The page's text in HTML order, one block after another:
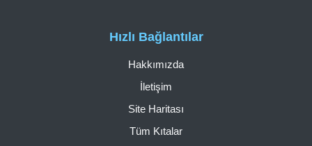
Hızlı Bağlantılar
Hakkımızda
İletişim
Site Haritası
Tüm Kıtalar